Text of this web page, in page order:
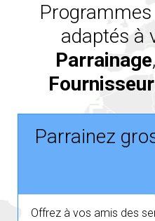
adaptés à
Parrainage,
Parrainez
Offrez à vos amis des